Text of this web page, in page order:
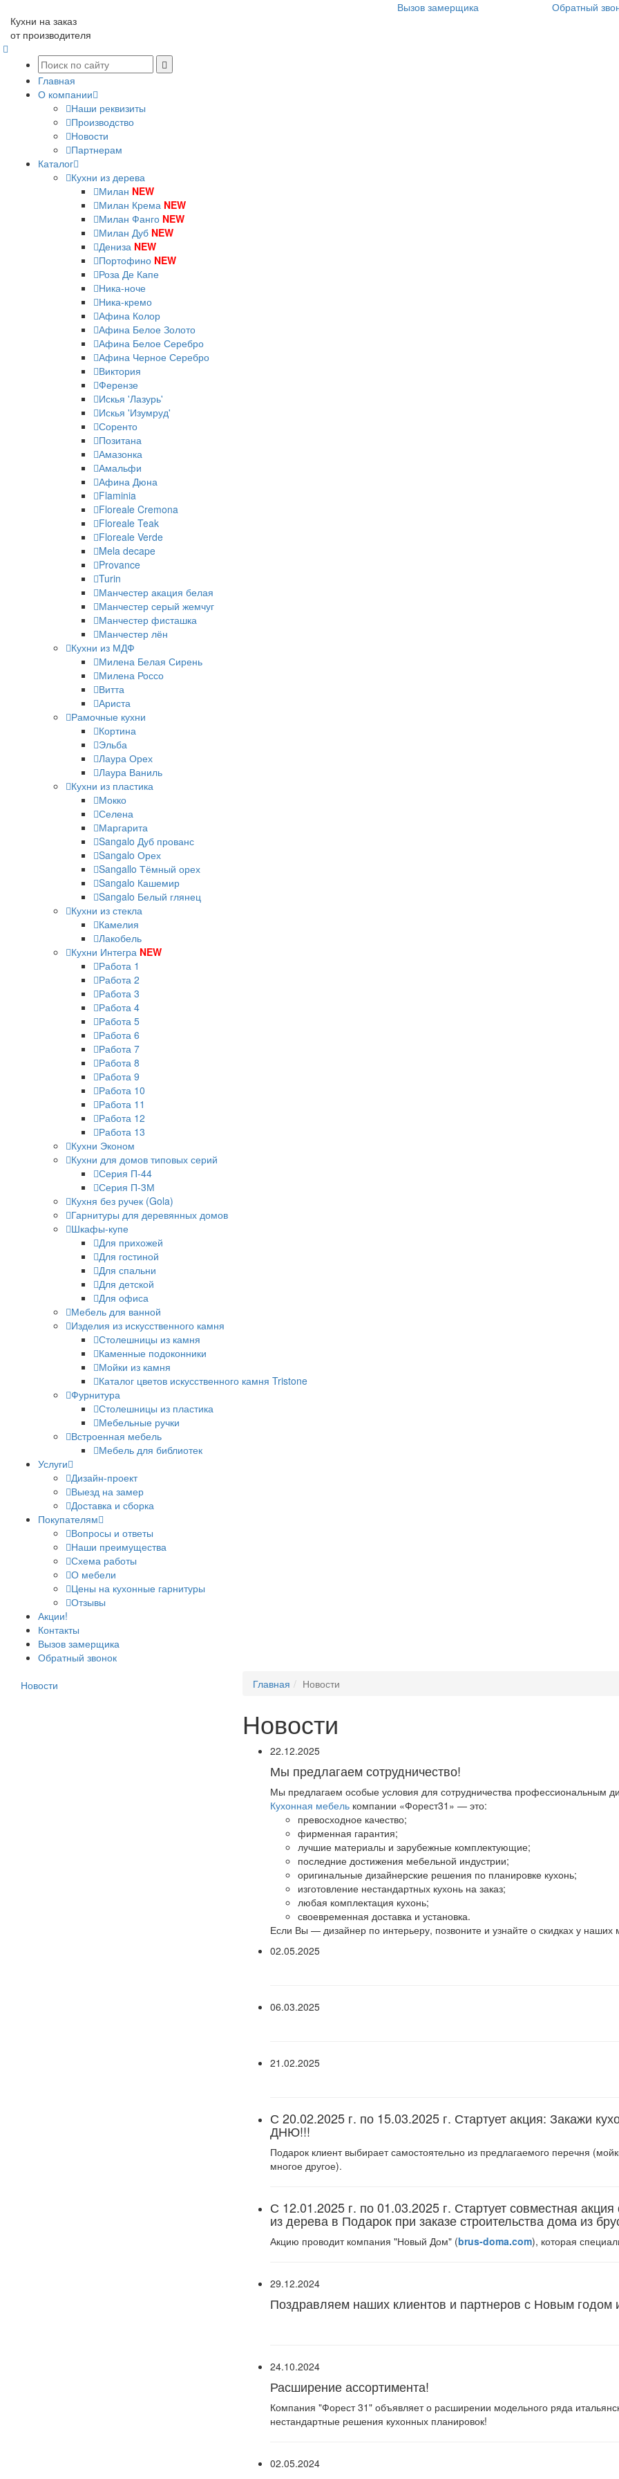
Кухни на заказ
от производителя
Вызов замерщика Обратный
Главная
О компании
Наши реквизиты
Производство
Новости
Партнерам
Каталог
Кухни из дерева
Милан NEW
Милан Крема NEW
Милан Фанго NEW
Милан Дуб NEW
Дениза NEW
Портофино NEW
Роза Де Капе
Ника-ноче
Ника-кремо
Афина Колор
Афина Белое Золото
Афина Белое Серебро
Афина Черное Серебро
Виктория
Ферензе
Искья 'Лазурь'
Искья 'Изумруд'
Соренто
Позитана
Амазонка
Амальфи
Афина Дюна
Flaminia
Floreale Cremona
Floreale Teak
Floreale Verde
Mela decape
Provance
Turin
Манчестер акация белая
Манчестер серый жемчуг
Манчестер фисташка
Манчестер лён
Кухни из МДФ
Милена Белая Сирень
Милена Россо
Витта
Ариста
Рамочные кухни
Кортина
Эльба
Лаура Орех
Лаура Ваниль
Кухни из пластика
Мокко
Селена
Маргарита
Sangalo Дуб прованс
Sangalo Орех
Sangallo Тёмный орех
Sangalo Кашемир
Sangalo Белый глянец
Кухни из стекла
Камелия
Лакобель
Кухни Интегра NEW
Работа 1
Работа 2
Работа 3
Работа 4
Работа 5
Работа 6
Работа 7
Работа 8
Работа 9
Работа 10
Работа 11
Работа 12
Работа 13
Кухни Эконом
Кухни для домов типовых серий
Серия П-44
Серия П-3М
Кухня без ручек (Gola)
Гарнитуры для деревянных домов
Шкафы-купе
Для прихожей
Для гостиной
Для спальни
Для детской
Для офиса
Мебель для ванной
Изделия из искусственного камня
Столешницы из камня
Каменные подоконники
Мойки из камня
Каталог цветов искусственного камня Tristone
Фурнитура
Столешницы из пластика
Мебельные ручки
Встроенная мебель
Мебель для библиотек
Услуги
Дизайн-проект
Выезд на замер
Доставка и сборка
Покупателям
Вопросы и ответы
Наши преимущества
Схема работы
О мебели
Цены на кухонные гарнитуры
Отзывы
Акции!
Контакты
Вызов замерщика
Обратный звонок
Главная
Новости
Новости
22.12.2025
Мы предлагаем сотрудничество!
Мы предлагаем особые условия для сотрудничества профессиональным
Кухонная мебель компании «Форест31» — это:
превосходное качество;
фирменная гарантия;
лучшие материалы и зарубежные комплектующие;
последние достижения мебельной индустрии;
оригинальные дизайнерские решения по планировке кухонь;
изготовление нестандартных кухонь на заказ;
любая комплектация кухонь;
своевременная доставка и установка.
Если Вы — дизайнер по интерьеру, позвоните и узнайте о скидках у наших
02.05.2025
06.03.2025
21.02.2025
С 20.02.2025 г. по 15.03.2025 г. Стартует акция: Закажи
ДНЮ!!!
Подарок клиент выбирает самостоятельно из предлагаемого перечня
многое другое).
С 12.01.2025 г. по 01.03.2025 г. Стартует совместная
из дерева в Подарок при заказе строительства дома из
Акцию проводит компания "Новый Дом" (brus-doma.com), которая
29.12.2024
Поздравляем наших клиентов и партнеров с Новым годом
24.10.2024
Расширение ассортимента!
Компания "Форест 31" объявляет о расширении модельного ряда
нестандартные решения кухонных планировок!
02.05.2024
Новости